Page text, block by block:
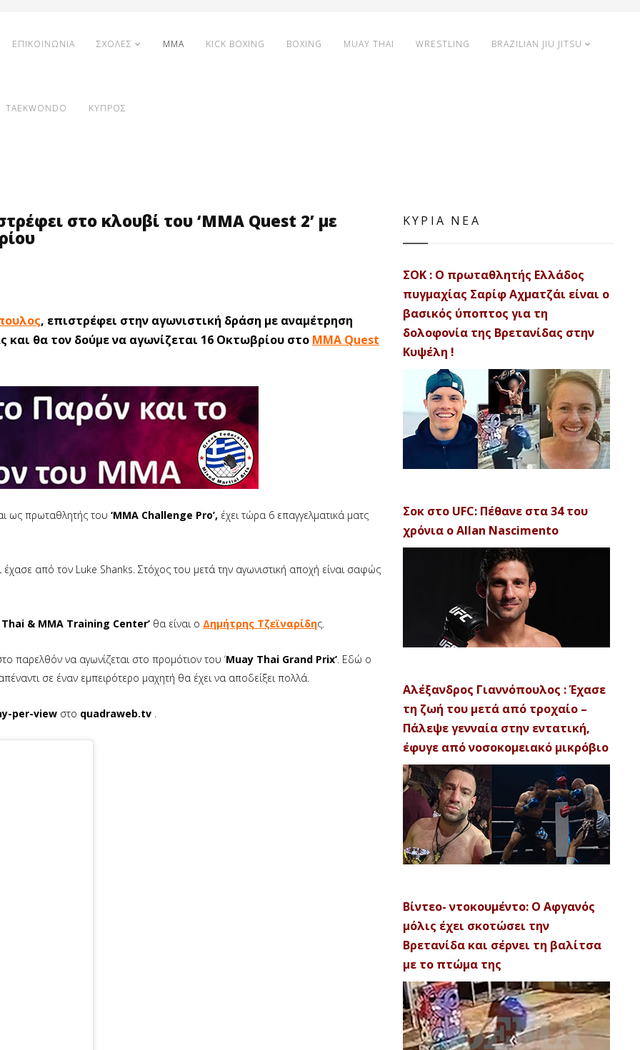
ΕΠΙΚΟΙΝΩΝΙΑ ΣΧΟΛΕΣ MMA KICK BOXING BOXING MUAY THAI WRESTLING BRAZILIAN JIU JITSU
TAEKWONDO ΚΥΠΡΟΣ
στο κλουβί του ‘MMA Quest 2’ με
, επιστρέφει στην αγωνιστική δράση με αναμέτρηση
θα τον δούμε να αγωνίζεται 16 Οκτωβρίου στο MMA Quest
ως πρωταθλητής του ‘MMA Challenge Pro’, έχει τώρα 6 επαγγελματικά ματς
από τον Luke Shanks. Στόχος του μετά την αγωνιστική αποχή είναι σαφώς
Thai & MMA Training Center’ θα είναι ο Δημήτρης Τζεϊναρίδης.
παρελθόν να αγωνίζεται στο προμότιον του ‘Muay Thai Grand Prix’. Εδώ ο
σε έναν εμπειρότερο μαχητή θα έχει να αποδείξει πολλά.
per-view στο quadraweb.tv .
ΚΥΡΙΑ ΝΕΑ
ΣΟΚ : Ο πρωταθλητής Ελλάδος
πυγμαχίας Σαρίφ Αχματζάι είναι ο
βασικός ύποπτος για τη
δολοφονία της Βρετανίδας στην
Κυψέλη !
Σοκ στο UFC: Πέθανε στα 34 του
χρόνια ο Allan Nascimento
Αλέξανδρος Γιαννόπουλος : Έχασε
τη ζωή του μετά από τροχαίο –
Πάλεψε γενναία στην εντατική,
έφυγε από νοσοκομειακό μικρόβιο
Βίντεο- ντοκουμέντο: Ο Αφγανός
μόλις έχει σκοτώσει την
Βρετανίδα και σέρνει τη βαλίτσα
με το πτώμα της